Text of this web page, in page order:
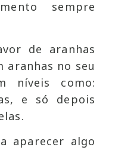
sempre
de aranhas
aranhas no seu
níveis como:
e só depois
aparecer algo